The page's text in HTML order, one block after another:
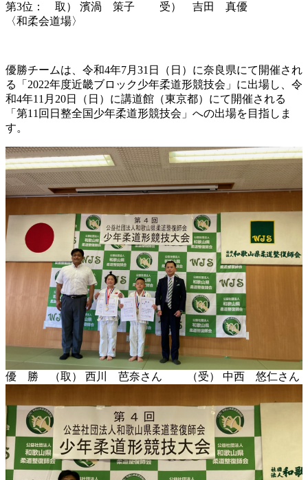
第3位： 取） 濱渦 策子 受） 吉田 真優
〈和柔会道場〉
優勝チームは、令和4年7月31日（日）に奈良県にて開催され
る「2022年度近畿ブロック少年柔道形競技会」に出場し、令
和4年11月20日（日）に講道館（東京都）にて開催される
「第11回日整全国少年柔道形競技会」への出場を目指しま
す。
優 勝 （取） 西川 芭奈さん （受） 中西 悠仁さん